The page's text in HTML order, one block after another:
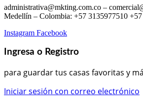
administrativa@mkting.com.co –
Medellín – Colombia: +57 3135977510
Instagram Facebook
Ingresa o Registro
para guardar tus casas favoritas y
Iniciar sesión con correo electrónico